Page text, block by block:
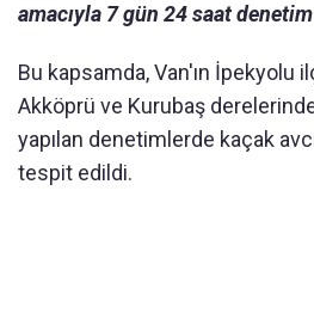
amacıyla 7 gün 24 saat
Bu kapsamda, Van'ın İpekyolu
Akköprü ve Kurubaş
yapılan denetimlerde kaçak
tespit edildi.